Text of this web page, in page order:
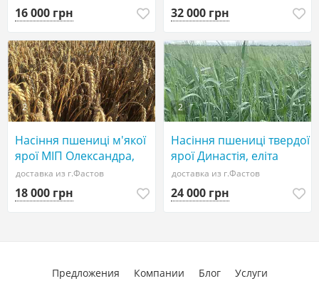
16 000 грн 32 000 грн
2
Насіння пшениці м'якої
ярої МІП Олександра,
еліта
доставка из г.Фастов
18 000 грн
2
Насіння пшениці твердої
ярої Династія, еліта
доставка из г.Фастов
24 000 грн
Предложения Компании Блог Услуги